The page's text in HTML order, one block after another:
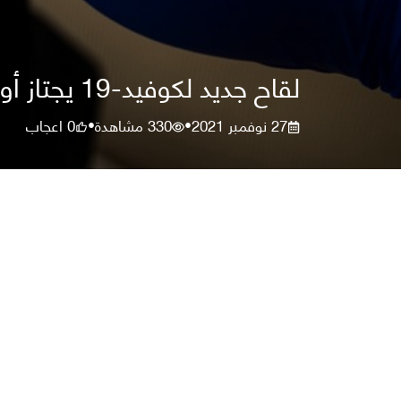
لقاح جديد لكوفيد-19 يجتاز أول تجربة بنجاح
27 نوفمبر 2021 •
330مشاهدة•
0اعجاب